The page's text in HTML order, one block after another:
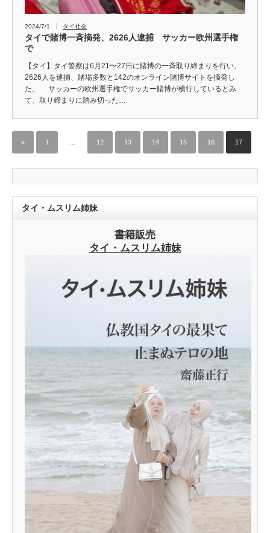
2024/7/1 タイ社会
タイで賭博一斉摘発、2626人逮捕 サッカー欧州選手権
で
【タイ】タイ警察は6月21〜27日に賭博の一斉取り締まりを行い、
2626人を逮捕、賭場多数と142のオンライン賭博サイトを摘発し
た。 サッカーの欧州選手権でサッカー賭博が横行しているとみ
て、取り締まりに踏み切った…
« 1 12 13 14 15 16 17
タイ・ムスリム姉妹
書籍販売
タイ・ムスリム姉妹